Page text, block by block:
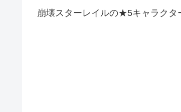
崩壊スターレイルの★5キャラクタ